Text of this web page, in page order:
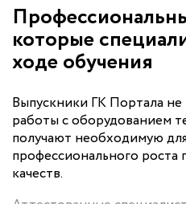
которые
ходе обучения
Выпускники ГК Портала
работы с оборудованием
получают необходимую
профессионального роста
качеств.